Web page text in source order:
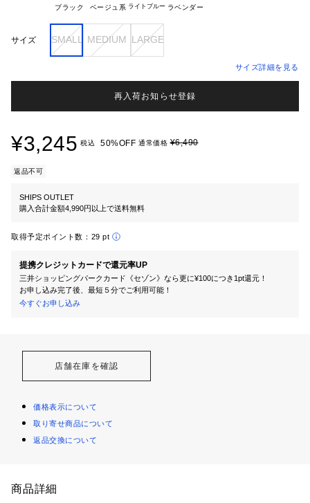
ブラック ベージュ系 ライトブルー ラベンダー
サイズ SMALL MEDIUM LARGE
サイズ詳細を見る
再入荷お知らせ登録
¥3,245 税込 50%OFF 通常価格¥6,490
返品不可
SHIPS OUTLET
購入合計金額4,990円以上で送料無料
取得予定ポイント数： 29 pt
提携クレジットカードで還元率UP
三井ショッピングパークカード《セゾン》なら更に¥100につき1pt還元！
お申し込み完了後、最短５分でご利用可能！
今すぐお申し込み
店舗在庫を確認
価格表示について
取り寄せ商品について
返品交換について
商品詳細